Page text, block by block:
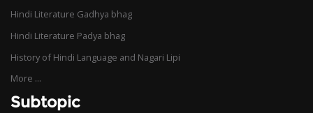
Hindi Literature Gadhya bhag
Hindi Literature Padya bhag
History of Hindi Language and Nagari Lipi
More ...
Subtopic